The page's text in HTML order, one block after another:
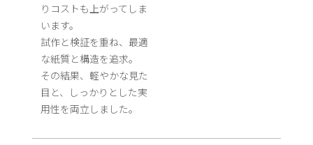
りコストも上がってしま
います。
試作と検証を重ね、最適
な紙質と構造を追求。
その結果、軽やかな見た
目と、しっかりとした実
用性を両立しました。